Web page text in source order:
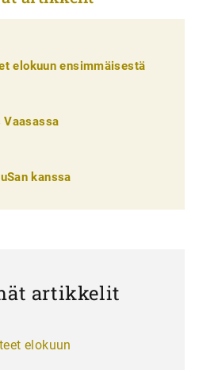
elokuun ensimmäisestä
kanssa
artikkelit
elokuun